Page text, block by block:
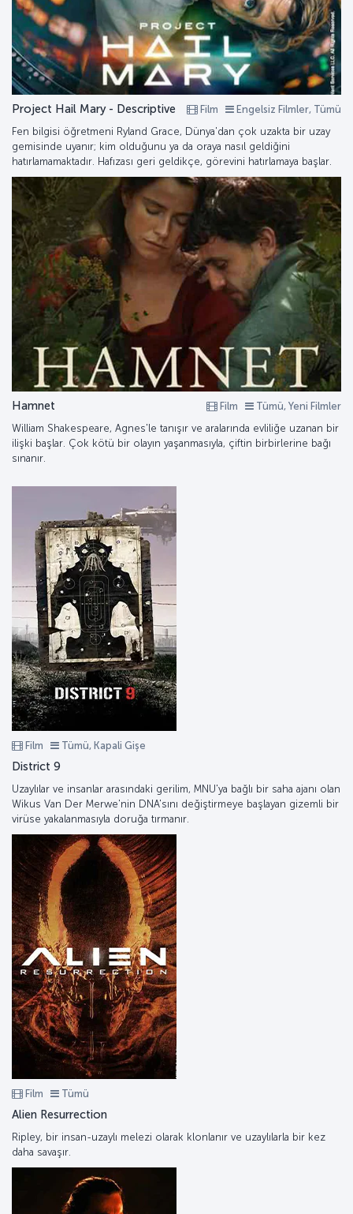
Film Engelsiz Filmler, Tümü
Project Hail Mary - Descriptive
Fen bilgisi öğretmeni Ryland Grace, Dünya'dan çok uzakta bir uzay
gemisinde uyanır; kim olduğunu ya da oraya nasıl geldiğini
hatırlamamaktadır. Hafızası geri geldikçe, görevini hatırlamaya başlar.
Film Tümü, Yeni Filmler
Hamnet
William Shakespeare, Agnes'le tanışır ve aralarında evliliğe uzanan bir
ilişki başlar. Çok kötü bir olayın yaşanmasıyla, çiftin birbirlerine bağı
sınanır.
Film Tümü, Kapali Gişe
District 9
Uzaylılar ve insanlar arasındaki gerilim, MNU'ya bağlı bir saha ajanı olan
Wikus Van Der Merwe'nin DNA'sını değiştirmeye başlayan gizemli bir
virüse yakalanmasıyla doruğa tırmanır.
Film Tümü
Alien Resurrection
Ripley, bir insan-uzaylı melezi olarak klonlanır ve uzaylılarla bir kez
daha savaşır.